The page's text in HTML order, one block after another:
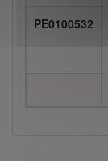
PE0100532